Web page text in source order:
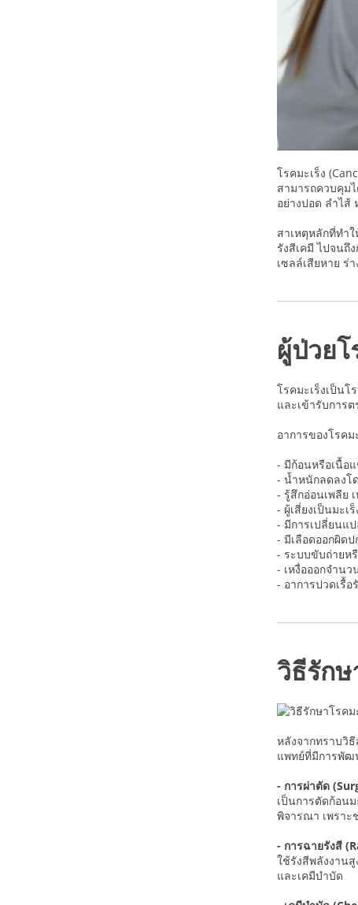
โรคมะเร็ง
สามารถควบคุม
อย่างปอด ลำไส้
สาเหตุหลักที่ทำ
รังสีเคมี ไปจนถึ
เซลล์เสียหาย ร่
ผู้ป่วย
โรคมะเร็งเป็น
และเข้ารับการ
อาการของโรคม
- มีก้อนหรือเนื้อ
- น้ำหนักลดลงโ
- รู้สึกอ่อนเพลีย
- ผู้เสี่ยงเป็นมะเ
- มีการเปลี่ยนแ
- มีเลือดออกผิด
- ระบบขับถ่ายห
- เหงื่อออกจำน
- อาการปวดเรื้อ
วิธีรักษ
หลังจากทราบวิ
แพทย์ที่มีการพัฒ
- การผ่าตัด
เป็นการตัดก้อนม
พิจารณา เพราะ
- การฉายรังสี
ใช้รังสีพลังงานสู
และเคมีบำบัด